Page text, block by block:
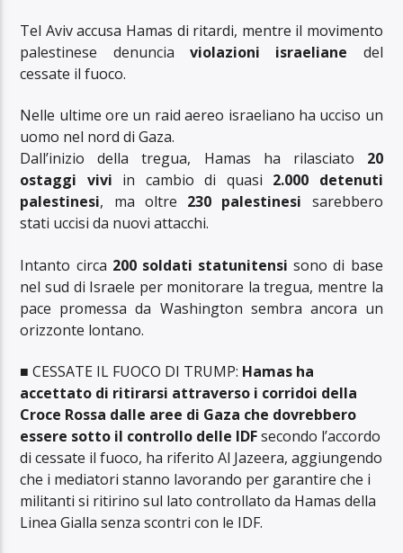
Tel Aviv accusa Hamas di ritardi, mentre il movimento
palestinese denuncia violazioni israeliane del
cessate il fuoco.
Nelle ultime ore un raid aereo israeliano ha ucciso un
uomo nel nord di Gaza.
Dall’inizio della tregua, Hamas ha rilasciato 20
ostaggi vivi in cambio di quasi 2.000 detenuti
palestinesi, ma oltre 230 palestinesi sarebbero
stati uccisi da nuovi attacchi.
Intanto circa 200 soldati statunitensi sono di base
nel sud di Israele per monitorare la tregua, mentre la
pace promessa da Washington sembra ancora un
orizzonte lontano.
■ CESSATE IL FUOCO DI TRUMP: Hamas ha
accettato di ritirarsi attraverso i corridoi della
Croce Rossa dalle aree di Gaza che dovrebbero
essere sotto il controllo delle IDFsecondo l’accordo
di cessate il fuoco, ha riferito Al Jazeera, aggiungendo
che i mediatori stanno lavorando per garantire che i
militanti si ritirino sul lato controllato da Hamas della
Linea Gialla senza scontri con le IDF.